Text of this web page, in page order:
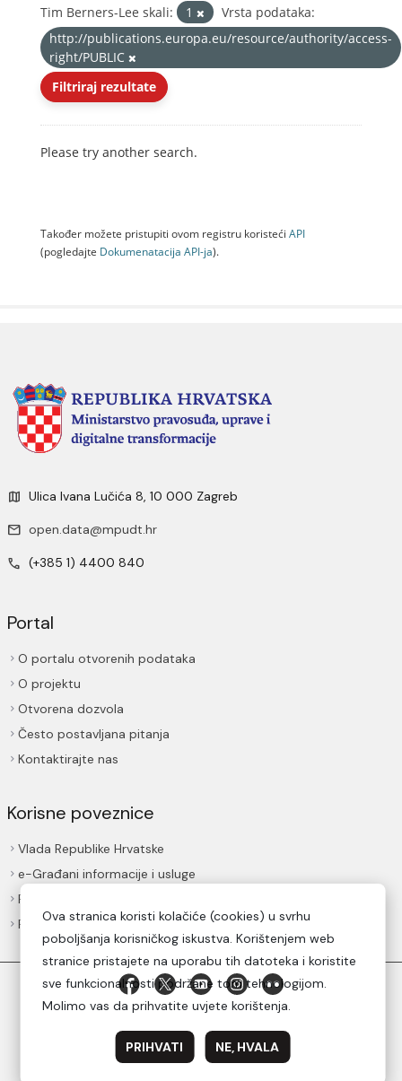
Tim Berners-Lee skali:
1
Vrsta podataka:
http://publications.europa.eu/resource/authority/access-
right/PUBLIC
Filtriraj rezultate
Please try another search.
Također možete pristupiti ovom registru koristeći API
(pogledajte Dokumenаtаcijа API-jа).